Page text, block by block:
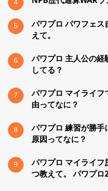
4
5
パワプロ パワフェ
えて。
6
パワプロ 主人公の経
してる？
7
パワプロ マイライフ
由ってなに？
8
パワプロ 練習が勝手
原因ってなに？
9
パワプロ マイライ
つ教えて。 パワプロ